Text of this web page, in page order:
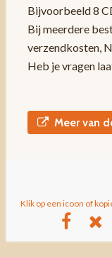
Bijvoorbeeld 8
Bij meerdere
verzendkosten,
Heb je vragen
Meer van
Klik op een icoon of